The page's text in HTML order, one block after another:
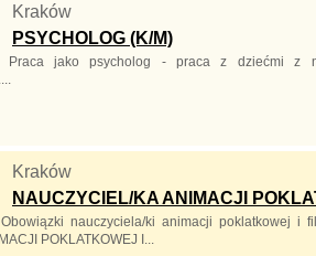
Kraków
PSYCHOLOG (K/M)
Praca jako psycholog - praca z dziećmi z
Kraków
NAUCZYCIEL/KA ANIMACJI
nauczyciela/ki animacji poklatkowej i
POKLATKOWEJ I...